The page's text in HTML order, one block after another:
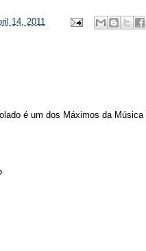
14, 2011
é um dos Máximos da Música